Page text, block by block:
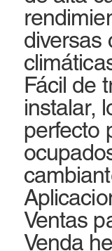
diversas
Fácil de
instalar,
perfecto
Ventas
Venda